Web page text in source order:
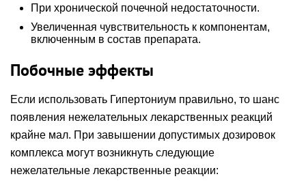
При хронической почечной недостаточности.
Увеличенная чувствительность к компонентам,
включенным в состав препарата.
Побочные эффекты
Если использовать Гипертониум правильно, то шанс
появления нежелательных лекарственных реакций
крайне мал. При завышении допустимых дозировок
комплекса могут возникнуть следующие
нежелательные лекарственные реакции: